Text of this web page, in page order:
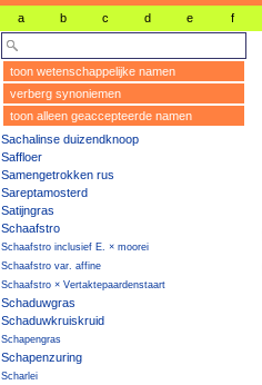
a b c d e f
toon wetenschappelijke namen
verberg synoniemen
toon alleen geaccepteerde namen
Sachalinse duizendknoop
Saffloer
Samengetrokken rus
Sareptamosterd
Satijngras
Schaafstro
Schaafstro inclusief E. × moorei
Schaafstro var. affine
Schaafstro × Vertaktepaardenstaart
Schaduwgras
Schaduwkruiskruid
Schapengras
Schapenzuring
Scharlei